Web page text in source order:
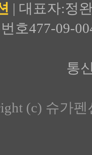
| 대표자:정
호477-09-
통
(c) 슈가펜